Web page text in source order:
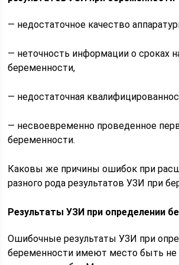
— недостаточное качество
— неточность информации о сроках
беременности,
— недостаточная
— несвоевременно проведенное
беременности.
Каковы же причины ошибок при
разного рода результатов УЗИ при
Результаты УЗИ при определении
Ошибочные результаты УЗИ при
беременности имеют место быть не